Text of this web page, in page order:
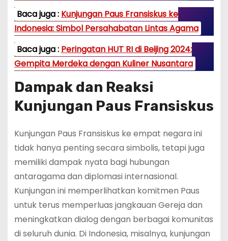
Baca juga : Kunjungan Paus Fransiskus ke
Indonesia: Simbol Persahabatan Lintas Agama
Baca juga : Peringatan HUT RI di Beijing 2024:
Gempita Merdeka dengan Kuliner Nusantara
Dampak dan Reaksi
Kunjungan Paus Fransiskus
Kunjungan Paus Fransiskus ke empat negara ini
tidak hanya penting secara simbolis, tetapi juga
memiliki dampak nyata bagi hubungan
antaragama dan diplomasi internasional.
Kunjungan ini memperlihatkan komitmen Paus
untuk terus memperluas jangkauan Gereja dan
meningkatkan dialog dengan berbagai komunitas
di seluruh dunia. Di Indonesia, misalnya, kunjungan